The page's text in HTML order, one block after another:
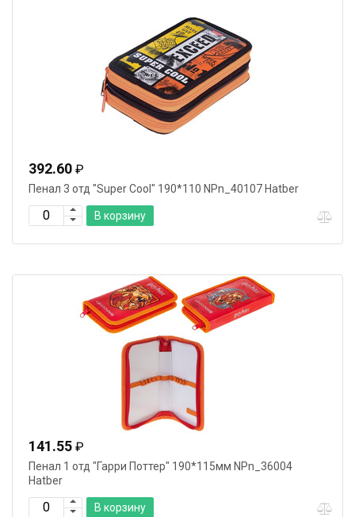
392.60 ₽
Пенал 3 отд "Super Cool" 190*110 NPn_40107 Hatber
В корзину
141.55 ₽
Пенал 1 отд "Гарри Поттер" 190*115мм NPn_36004
Hatber
В корзину